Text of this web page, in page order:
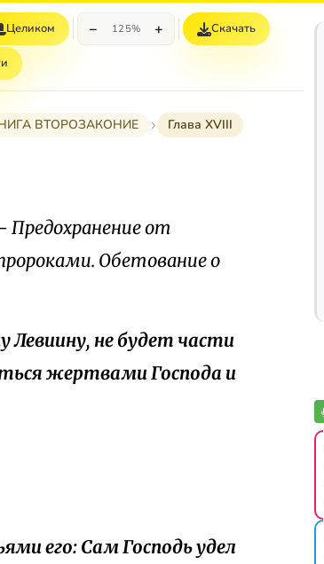
Целиком − 125% + Скачать
ВТОРОЗАКОНИЕ Глава XVIII
Предохранение от
Обетование о
Левиину, не будет части
жертвами Господа и
его: Сам Господь удел